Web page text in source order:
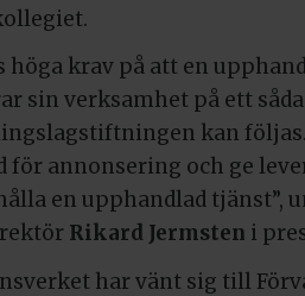
höga krav på att en
sin verksamhet på ett
kan
för annonsering och ge
en upphandlad tjänst”,
Rikard Jermsten i
har vänt sig till